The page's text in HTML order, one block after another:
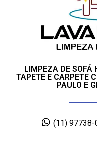
LIMPEZA DE SOFÁ
TAPETE E CARPETE
PAULO E
(11) 97738-